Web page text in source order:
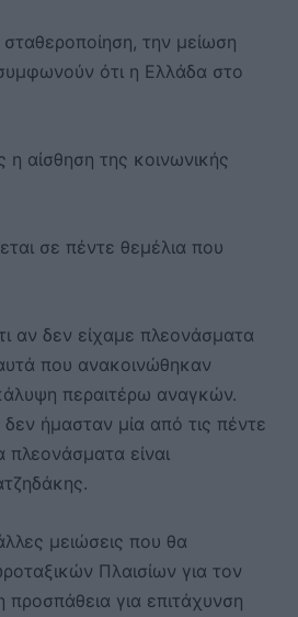
την μείωση
ότι η Ελλάδα στο
η αίσθηση της κοινωνικής
σε πέντε θεμέλια που
αν δεν είχαμε πλεονάσματα
που ανακοινώθηκαν
περαιτέρω αναγκών.
ήμασταν μία από τις πέντε
είναι
μειώσεις που θα
Πλαισίων για τον
προσπάθεια για επιτάχυνση